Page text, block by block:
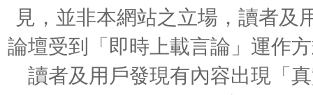
見，並非本網站之立場，讀者及
論壇受到「即時上載言論」運作
讀者及用戶發現有內容出現「